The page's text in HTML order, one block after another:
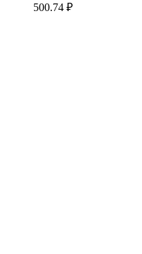
500.74 ₽